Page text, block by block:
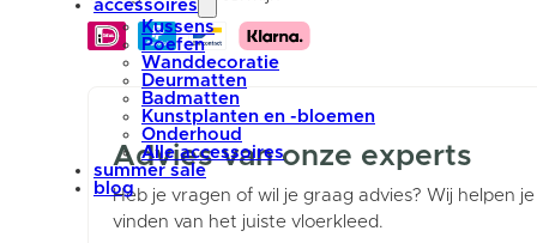
accessoires
Kussens
Poefen
Wanddecoratie
Deurmatten
Badmatten
Kunstplanten en -bloemen
Onderhoud
Alle accessoires
summer sale
blog
Advies van onze experts
Heb je vragen of wil je graag advies? Wij helpen
vinden van het juiste vloerkleed.